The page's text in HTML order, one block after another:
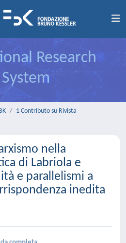
Research
1 Contributo su Rivista
nella
di Labriola e
e parallelismi a
inedita